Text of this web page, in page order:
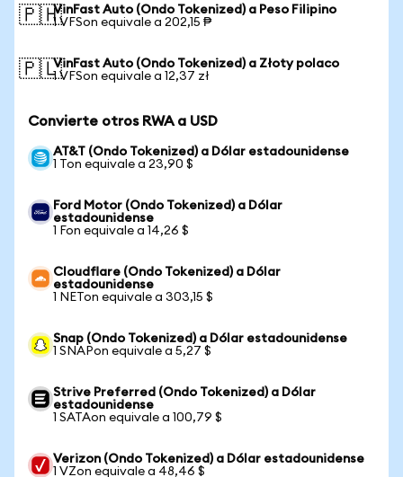
🇵🇭VinFast Auto (Ondo Tokenized) a Peso Filipino
1 VFSon equivale a 202,15 ₱
🇵🇱VinFast Auto (Ondo Tokenized) a Złoty polaco
1 VFSon equivale a 12,37 zł
Convierte otros RWA a USD
AT&T (Ondo Tokenized) a Dólar estadounidense
1 Ton equivale a 23,90 $
Ford Motor (Ondo Tokenized) a Dólar
estadounidense
1 Fon equivale a 14,26 $
Cloudflare (Ondo Tokenized) a Dólar
estadounidense
1 NETon equivale a 303,15 $
Snap (Ondo Tokenized) a Dólar estadounidense
1 SNAPon equivale a 5,27 $
Strive Preferred (Ondo Tokenized) a Dólar
estadounidense
1 SATAon equivale a 100,79 $
Verizon (Ondo Tokenized) a Dólar estadounidense
1 VZon equivale a 48,46 $